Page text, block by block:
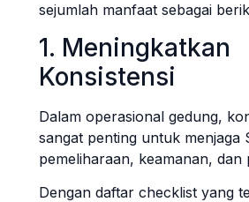
sejumlah manfaat sebagai
1. Meningkatkan
Konsistensi
Dalam operasional gedung,
sangat penting untuk menjaga
pemeliharaan, keamanan, dan
Dengan daftar checklist yang